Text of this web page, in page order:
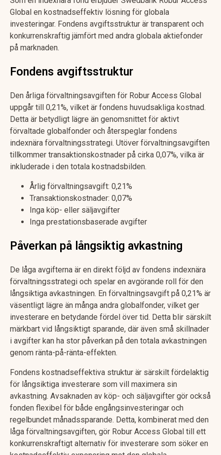
Global en kostnadseffektiv lösning för globala
investeringar. Fondens avgiftsstruktur är transparent och
konkurrenskraftig jämfört med andra globala aktiefonder
på marknaden.
Fondens avgiftsstruktur
Den årliga förvaltningsavgiften för Robur Access Global
uppgår till 0,21%, vilket är fondens huvudsakliga kostnad.
Detta är betydligt lägre än genomsnittet för aktivt
förvaltade globalfonder och återspeglar fondens
indexnära förvaltningsstrategi. Utöver förvaltningsavgiften
tillkommer transaktionskostnader på cirka 0,07%, vilka är
inkluderade i den totala kostnadsbilden.
Årlig förvaltningsavgift: 0,21%
Transaktionskostnader: 0,07%
Inga köp- eller säljavgifter
Inga prestationsbaserade avgifter
Påverkan på långsiktig avkastning
De låga avgifterna är en direkt följd av fondens indexnära
förvaltningsstrategi och spelar en avgörande roll för den
långsiktiga avkastningen. En förvaltningsavgift på 0,21% är
väsentligt lägre än många andra globalfonder, vilket ger
investerare en betydande fördel över tid. Detta blir särskilt
märkbart vid långsiktigt sparande, där även små skillnader
i avgifter kan ha stor påverkan på den totala avkastningen
genom ränta-på-ränta-effekten.
Fondens kostnadseffektiva struktur är särskilt fördelaktig
för långsiktiga investerare som vill maximera sin
avkastning. Avsaknaden av köp- och säljavgifter gör också
fonden flexibel för både engångsinvesteringar och
regelbundet månadssparande. Detta, kombinerat med den
låga förvaltningsavgiften, gör Robur Access Global till ett
konkurrenskraftigt alternativ för investerare som söker en